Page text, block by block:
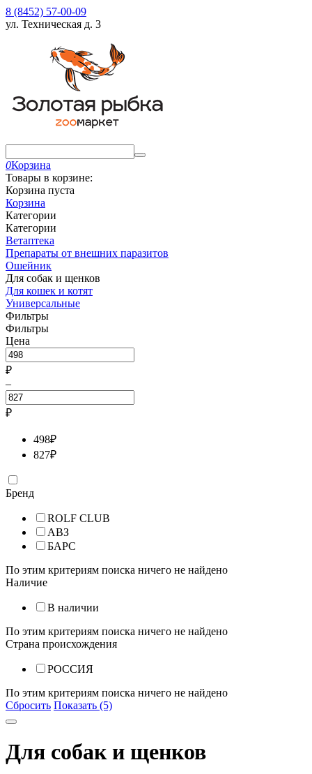
8 (8452) 57-00-09
ул. Техническая д. 3
0Корзина
Товары в корзине:
Корзина пуста
Корзина
Категории
Категории
Ветаптека
Препараты от внешних паразитов
Ошейник
Для собак и щенков
Для кошек и котят
Универсальные
Фильтры
Фильтры
Цена
₽
–
₽
498₽
827₽
Бренд
ROLF CLUB
АВЗ
БАРС
По этим критериям поиска ничего не найдено
Наличие
В наличии
По этим критериям поиска ничего не найдено
Страна происхождения
РОССИЯ
По этим критериям поиска ничего не найдено
Сбросить Показать (5)
Для собак и щенков